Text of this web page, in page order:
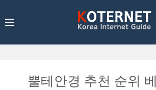
뿔테안경 추천 순위